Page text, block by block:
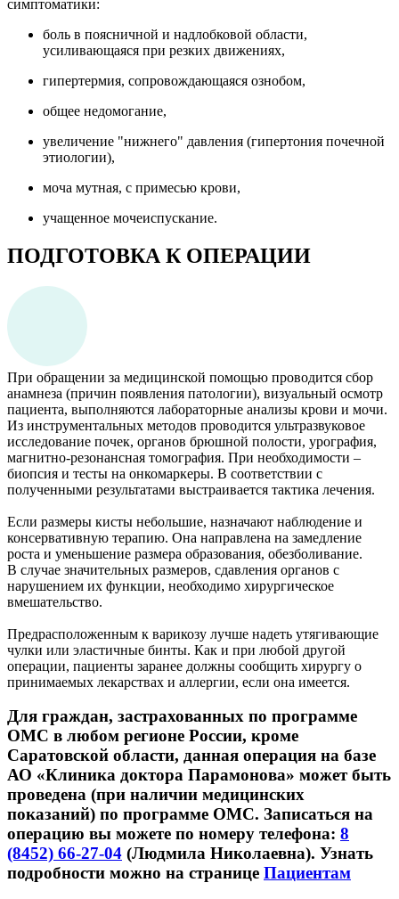
симптоматики:
боль в поясничной и надлобковой области,
усиливающаяся при резких движениях,
гипертермия, сопровождающаяся ознобом,
общее недомогание,
увеличение "нижнего" давления (гипертония почечной
этиологии),
моча мутная, с примесью крови,
учащенное мочеиспускание.
ПОДГОТОВКА К ОПЕРАЦИИ
При обращении за медицинской помощью проводится сбор
анамнеза (причин появления патологии), визуальный осмотр
пациента, выполняются лабораторные анализы крови и мочи.
Из инструментальных методов проводится ультразвуковое
исследование почек, органов брюшной полости, урография,
магнитно-резонансная томография. При необходимости –
биопсия и тесты на онкомаркеры. В соответствии с
полученными результатами выстраивается тактика лечения.
Если размеры кисты небольшие, назначают наблюдение и
консервативную терапию. Она направлена на замедление
роста и уменьшение размера образования, обезболивание.
В случае значительных размеров, сдавления органов с
нарушением их функции, необходимо хирургическое
вмешательство.
Предрасположенным к варикозу лучше надеть утягивающие
чулки или эластичные бинты. Как и при любой другой
операции, пациенты заранее должны сообщить хирургу о
принимаемых лекарствах и аллергии, если она имеется.
Для граждан, застрахованных по программе
ОМС в любом регионе России, кроме
Саратовской области, данная операция на базе
АО «Клиника доктора Парамонова» может быть
проведена (при наличии медицинских
показаний) по программе ОМС. Записаться на
операцию вы можете по номеру телефона: 8
(8452) 66-27-04 (Людмила Николаевна). Узнать
подробности можно на странице Пациентам